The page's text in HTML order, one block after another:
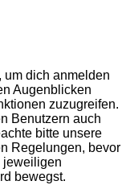
um dich anmelden
Augenblicken
zuzugreifen.
Benutzern auch
bitte unsere
Regelungen, bevor
jeweiligen
bewegst.